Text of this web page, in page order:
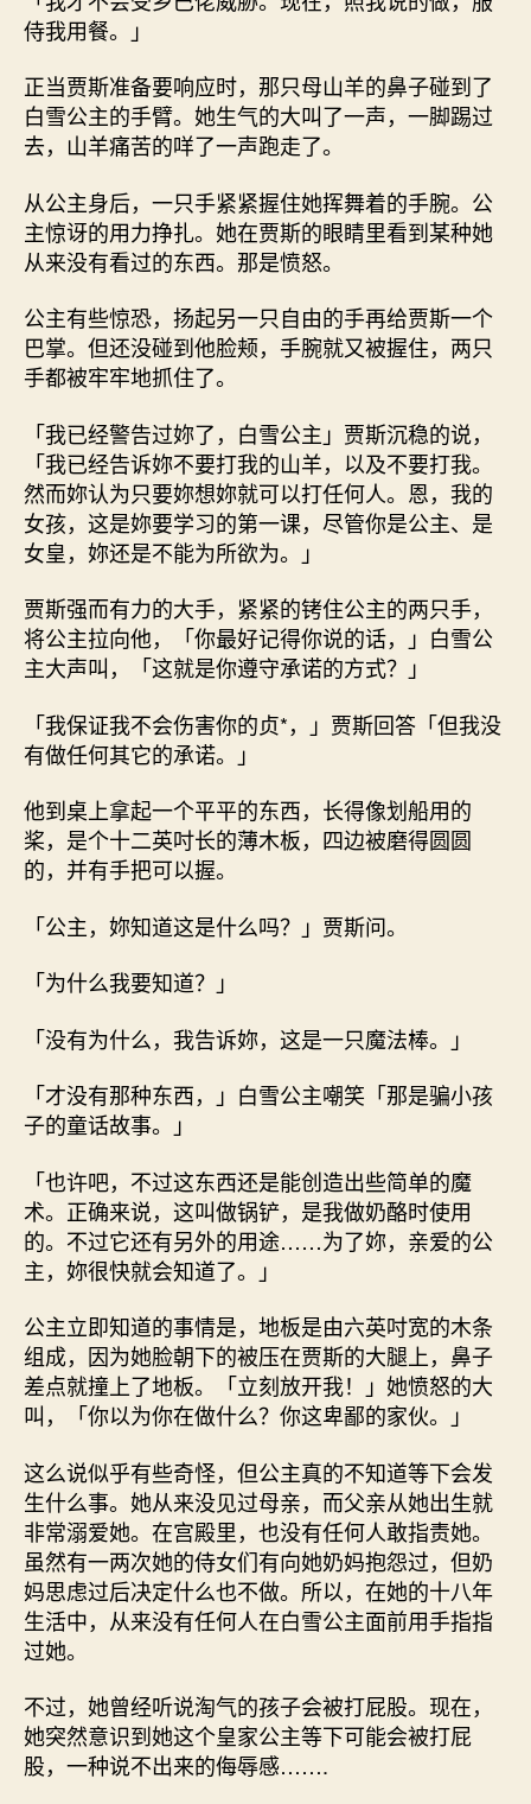
侍我用餐。」
正当贾斯准备要响应时，那只母山羊的鼻子碰到了
白雪公主的手臂。她生气的大叫了一声，一脚踢过
去，山羊痛苦的咩了一声跑走了。
从公主身后，一只手紧紧握住她挥舞着的手腕。公
主惊讶的用力挣扎。她在贾斯的眼睛里看到某种她
从来没有看过的东西。那是愤怒。
公主有些惊恐，扬起另一只自由的手再给贾斯一个
巴掌。但还没碰到他脸颊，手腕就又被握住，两只
手都被牢牢地抓住了。
「我已经警告过妳了，白雪公主」贾斯沉稳的说，
「我已经告诉妳不要打我的山羊，以及不要打我。
然而妳认为只要妳想妳就可以打任何人。恩，我的
女孩，这是妳要学习的第一课，尽管你是公主、是
女皇，妳还是不能为所欲为。」
贾斯强而有力的大手，紧紧的铐住公主的两只手，
将公主拉向他，「你最好记得你说的话，」白雪公
主大声叫，「这就是你遵守承诺的方式？」
「我保证我不会伤害你的贞*，」贾斯回答「但我没
有做任何其它的承诺。」
他到桌上拿起一个平平的东西，长得像划船用的
桨，是个十二英吋长的薄木板，四边被磨得圆圆
的，并有手把可以握。
「公主，妳知道这是什么吗？」贾斯问。
「为什么我要知道？」
「没有为什么，我告诉妳，这是一只魔法棒。」
「才没有那种东西，」白雪公主嘲笑「那是骗小孩
子的童话故事。」
「也许吧，不过这东西还是能创造出些简单的魔
术。正确来说，这叫做锅铲，是我做奶酪时使用
的。不过它还有另外的用途……为了妳，亲爱的公
主，妳很快就会知道了。」
公主立即知道的事情是，地板是由六英吋宽的木条
组成，因为她脸朝下的被压在贾斯的大腿上，鼻子
差点就撞上了地板。「立刻放开我！」她愤怒的大
叫，「你以为你在做什么？你这卑鄙的家伙。」
这么说似乎有些奇怪，但公主真的不知道等下会发
生什么事。她从来没见过母亲，而父亲从她出生就
非常溺爱她。在宫殿里，也没有任何人敢指责她。
虽然有一两次她的侍女们有向她奶妈抱怨过，但奶
妈思虑过后决定什么也不做。所以，在她的十八年
生活中，从来没有任何人在白雪公主面前用手指指
过她。
不过，她曾经听说淘气的孩子会被打屁股。现在，
她突然意识到她这个皇家公主等下可能会被打屁
股，一种说不出来的侮辱感…….